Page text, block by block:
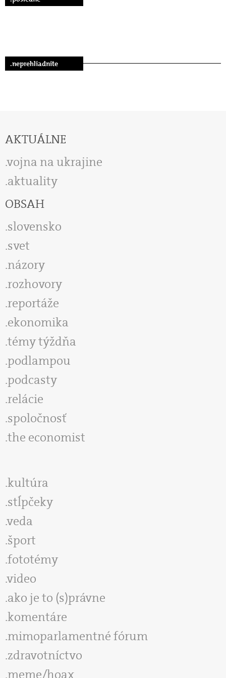
.neprehliadnite
AKTUÁLNE
vojna na ukrajine
aktuality
OBSAH
slovensko
svet
názory
rozhovory
reportáže
ekonomika
témy týždňa
podlampou
podcasty
relácie
spoločnosť
the economist
kultúra
stĺpčeky
veda
šport
fototémy
video
ako je to (s)právne
komentáre
mimoparlamentné fórum
zdravotníctvo
meme/hoax